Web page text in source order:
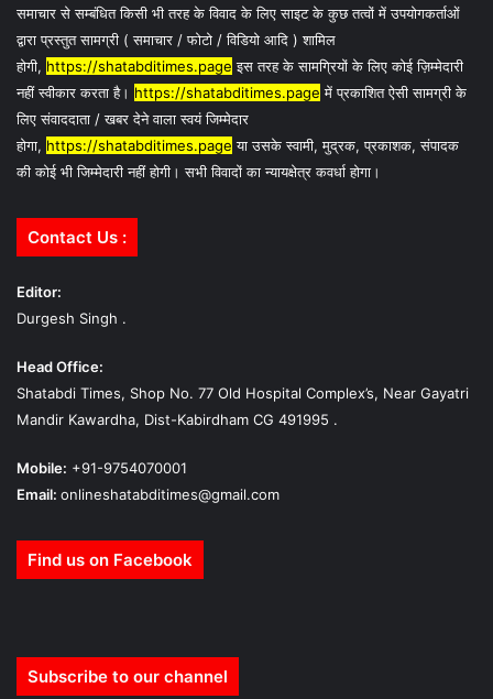
समाचार से सम्बंधित किसी भी तरह के विवाद के लिए साइट के कुछ तत्वों में उपयोगकर्ताओं
द्वारा प्रस्तुत सामग्री ( समाचार / फोटो / विडियो आदि ) शामिल
होगी, https://shatabditimes.page इस तरह के सामग्रियों के लिए कोई ज़िम्मेदारी
नहीं स्वीकार करता है। https://shatabditimes.page में प्रकाशित ऐसी सामग्री के
लिए संवाददाता / खबर देने वाला स्वयं जिम्मेदार
होगा, https://shatabditimes.page या उसके स्वामी, मुद्रक, प्रकाशक, संपादक
की कोई भी जिम्मेदारी नहीं होगी। सभी विवादों का न्यायक्षेत्र कवर्धा होगा।
Contact Us :
Editor:
Durgesh Singh .
Head Office:
Shatabdi Times, Shop No. 77 Old Hospital Complex’s, Near Gayatri
Mandir Kawardha, Dist-Kabirdham CG 491995 .
Mobile: +91-9754070001
Email: onlineshatabditimes@gmail.com
Find us on Facebook
Subscribe to our channel